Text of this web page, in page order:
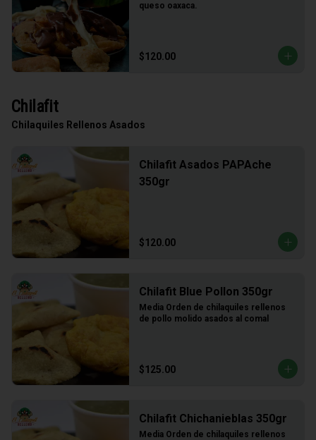
queso oaxaca.
$120.00
Chilafit
Chilaquiles Rellenos Asados
Chilafit Asados PAPAche
350gr
$120.00
Chilafit Blue Pollon 350gr
Media Orden de chilaquiles rellenos
de pollo molido asados al comal
$125.00
Chilafit Chichanieblas 350gr
Media Orden de chilaquiles rellenos